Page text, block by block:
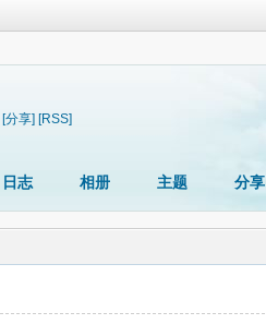
[分享] [RSS]
日志 相册 主题 分享